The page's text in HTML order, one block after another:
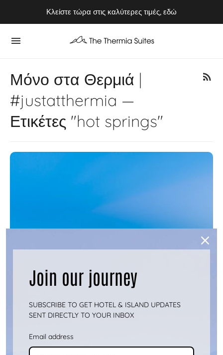
Απολαύστε το Καλοκαίρι του 2026 στην Κύθνο ⭢ Κλείστε τώρα
Κλείστε τώρα στις καλύτερες τιμές, εδώ
Μόνο στα Θερμιά |
#justatthermia —
Ετικέτες "hot springs"
Join our journey
SUBSCRIBE TO GET HOTEL & ISLAND UPDATES
SENT DIRECTLY TO YOUR INBOX
Email address